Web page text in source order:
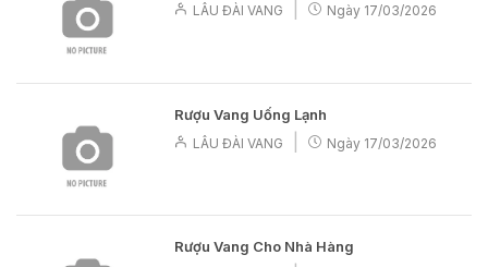
LÂU ĐÀI VANG Ngày 17/03/2026
Rượu Vang Uống Lạnh
LÂU ĐÀI VANG Ngày 17/03/2026
Rượu Vang Cho Nhà Hàng